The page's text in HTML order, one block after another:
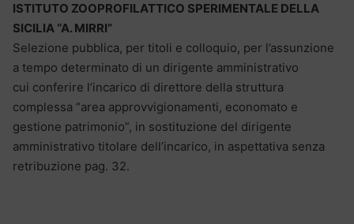
ISTITUTO ZOOPROFILATTICO SPERIMENTALE DELLA
SICILIA “A. MIRRI”
Selezione pubblica, per titoli e colloquio, per l’assunzione
a tempo determinato di un dirigente amministrativo
cui conferire l’incarico di direttore della struttura
complessa “area approvvigionamenti, economato e
gestione patrimonio”, in sostituzione del dirigente
amministrativo titolare dell’incarico, in aspettativa senza
retribuzione pag. 32.